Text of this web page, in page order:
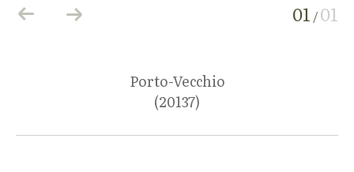
01 /01
Porto-Vecchio
(20137)